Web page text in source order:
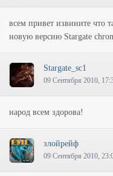
всем привет извините что
новую версию Stargate
Stargate_sc1
09 Сентября 2010,
народ всем здорова!
злойрейф
09 Сентября 2010,